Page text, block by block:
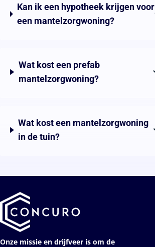
Kan ik een hypotheek krijgen voor
een mantelzorgwoning?
Wat kost een prefab
mantelzorgwoning?
Wat kost een mantelzorgwoning
in de tuin?
Onze missie en drijfveer is om de